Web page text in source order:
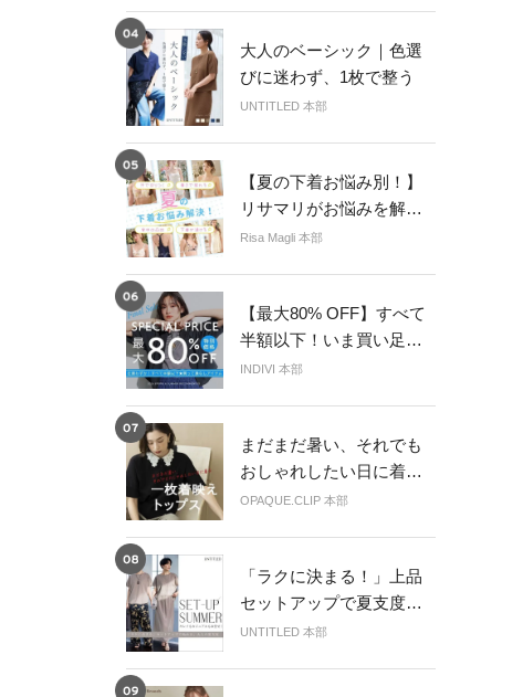
大人のベーシック｜色選
びに迷わず、1枚で整う
UNTITLED 本部
【夏の下着お悩み別！】
リサマリがお悩みを解消
できるアイテムをご提案
Risa Magli 本部
【最大80% OFF】すべて
半額以下！いま買い足す
べきキレイ服
INDIVI 本部
まだまだ暑い、それでも
おしゃれしたい日に着
る、一枚映えトップス
OPAQUE.CLIP 本部
「ラクに決まる！」上品
セットアップで夏支度を
始める
UNTITLED 本部